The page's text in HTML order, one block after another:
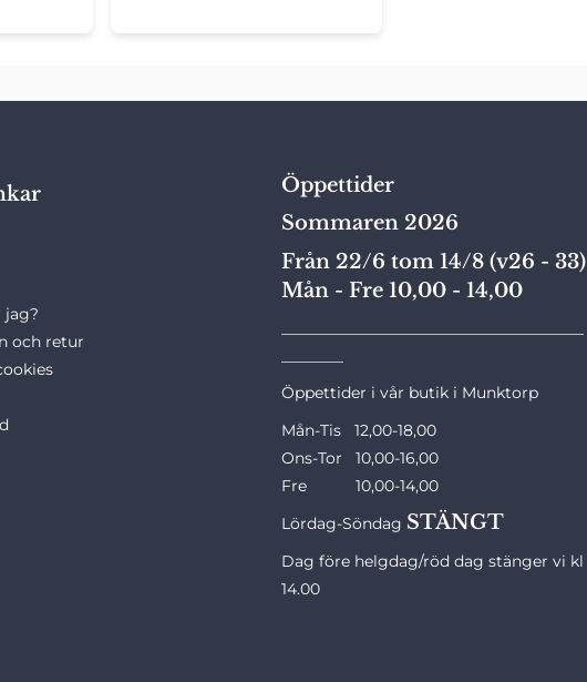
jag?
och retur
Öppettider
Sommaren 2026
Från 22/6 tom 14/8 (v26 - 33)
Mån - Fre 10,00 - 14,00
Öppettider i vår butik i Munktorp
Mån-Tis 12,00-18,00
Ons-Tor 10,00-16,00
Fre 10,00-14,00
Lördag-Söndag STÄNGT
Dag före helgdag/röd dag stänger vi kl
14.00